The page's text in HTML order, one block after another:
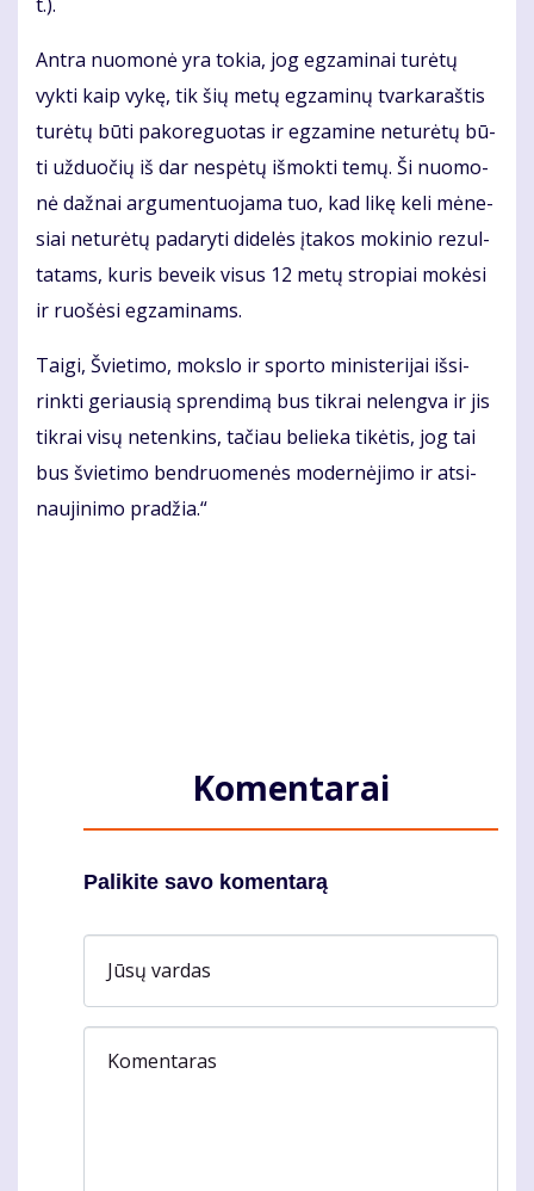
An­tra nuo­mo­nė yra to­kia, jog eg­za­mi­nai tu­rė­tų
vyk­ti kaip vy­kę, tik šių me­tų eg­za­mi­nų tvar­ka­raš­tis
tu­rė­tų bū­ti pa­ko­re­guo­tas ir eg­za­mi­ne ne­tu­rė­tų bū­
ti už­duo­čių iš dar ne­spė­tų iš­mok­ti te­mų. Ši nuo­mo­
nė daž­nai ar­gu­men­tuo­ja­ma tuo, kad li­kę ke­li mė­ne­
siai ne­tu­rė­tų pa­da­ry­ti di­de­lės įta­kos mo­ki­nio re­zul­
ta­tams, ku­ris be­veik vi­sus 12 me­tų stro­piai mo­kė­si
ir ruo­šė­si eg­za­mi­nams.
Tai­gi, Švie­ti­mo, moks­lo ir spor­to mi­nis­te­ri­jai iš­si­
rink­ti ge­riau­sią spren­di­mą bus tik­rai ne­leng­va ir jis
tik­rai vi­sų ne­ten­kins, ta­čiau be­lie­ka ti­kė­tis, jog tai
bus švie­ti­mo ben­druo­me­nės mo­der­nė­ji­mo ir at­si­
nau­ji­ni­mo pra­džia.“
Komentarai
Palikite savo komentarą
Jūsų vardas
Komentaras